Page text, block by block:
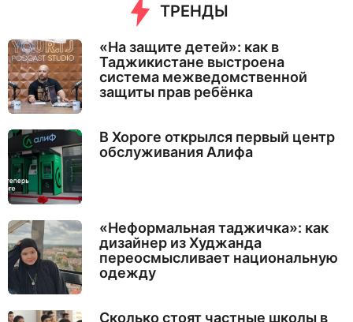
ТРЕНДЫ
«На защите детей»: как в
Таджикистане выстроена
система межведомственной
защиты прав ребёнка
В Хороге открылся первый центр
обслуживания Алифа
«Неформальная таджичка»: как
дизайнер из Худжанда
переосмысливает национальную
одежду
Сколько стоят частные школы в